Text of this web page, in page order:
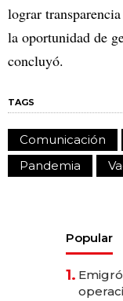
lograr
la oportunidad de
concluyó.
TAGS
Comunicación
Pandemia
Popular
1.